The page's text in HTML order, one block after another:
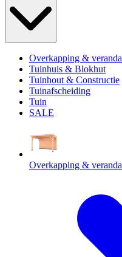
Overkapping & veranda
Tuinhuis & Blokhut
Tuinhout & Constructie
Tuinafscheiding
Tuin
SALE
Overkapping & veranda